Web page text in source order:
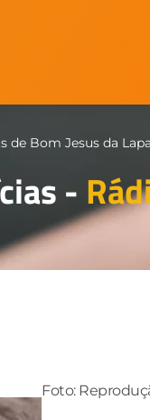
de Bom Jesus da
-
Foto: